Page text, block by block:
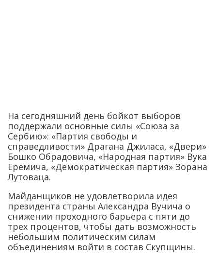
На сегодняшний день бойкот выборов
поддержали основные силы «Союза за
Сербию»: «Партия свободы и
справедливости» Драгана Джиласа, «Двери»
Бошко Обрадовича, «Народная партия» Вука
Еремича, «Демократическая партия» Зорана
Лутоваца.
Майданщиков не удовлетворила идея
президента страны Александра Вучича о
снижении проходного барьера с пяти до
трех процентов, чтобы дать возможность
небольшим политическим силам
объединениям войти в состав Скупщины.